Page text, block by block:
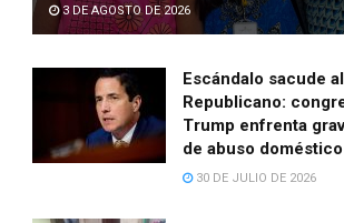
3 DE AGOSTO DE 2026
Escándalo sacude
Republicano:
Trump enfrenta
de abuso doméstico
30 DE JULIO DE 2026